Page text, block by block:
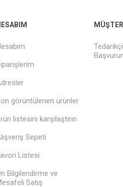
görüntülenen ürünler
listesini karşılaştırın
Sepeti
Listesi
Bilgilendirme ve
Satış